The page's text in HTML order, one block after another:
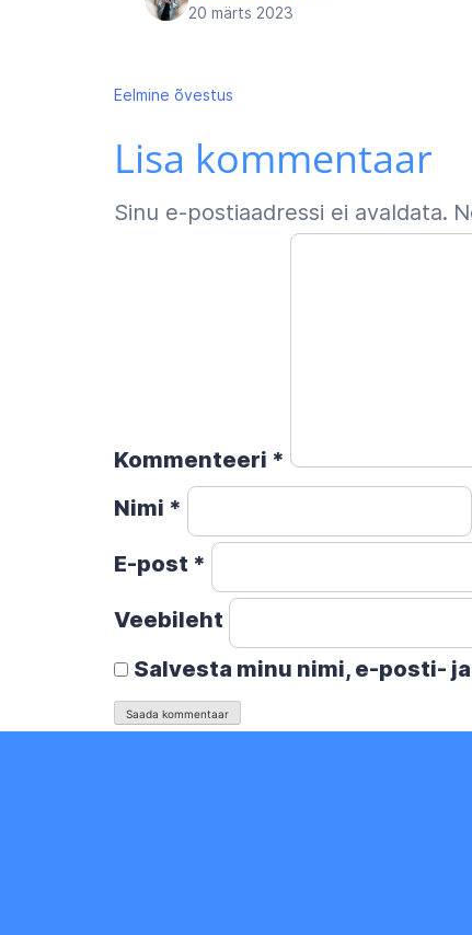
20 märts 2023
Navigeerimine
Eelmine õvestus
Lisa kommentaar
Sinu e-postiaadressi ei avaldata.
Kommenteeri *
Nimi *
E-post *
Veebileht
Salvesta minu nimi, e-posti-